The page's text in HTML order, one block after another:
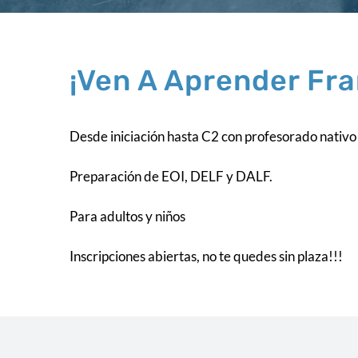
¡Ven A Aprender
Desde iniciación hasta C2 con profesorado
Preparación de EOI, DELF y DALF.
Para adultos y niños
Inscripciones abiertas, no te quedes sin plaza!!!